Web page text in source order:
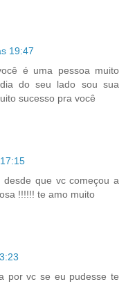
19:47
é uma pessoa muito
do seu lado sou sua
sucesso pra você
que vc começou a
!!!!!! te amo muito
por vc se eu pudesse te